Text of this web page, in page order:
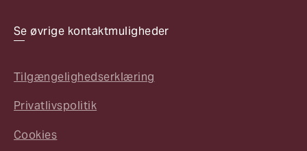
Se øvrige kontaktmuligheder
Tilgængelighedserklæring
Privatlivspolitik
Cookies